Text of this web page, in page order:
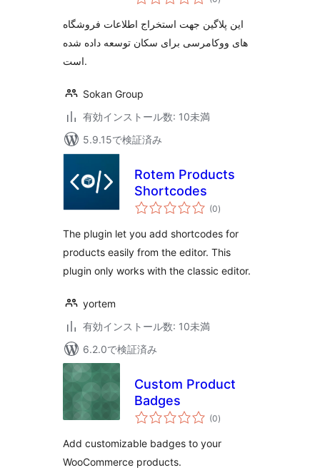
の
価
این پلاگین جهت استخراج اطلاعات فروشگاه
های ووکامرسی برای سکان توسعه داده شده
است.
Sokan Group
有効インストール数: 10未満
5.9.15で検証済み
Rotem Products
Shortcodes
(0個
の
価
)
The plugin let you add shortcodes for
products easily from the editor. This
plugin only works with the classic editor.
yortem
有効インストール数: 10未満
6.2.0で検証済み
Custom Product
Badges
(0個
の
価
)
Add customizable badges to your
WooCommerce products.